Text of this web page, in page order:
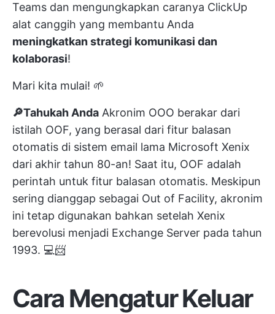
Teams dan mengungkapkan caranya ClickUp
alat canggih yang membantu Anda
meningkatkan strategi komunikasi dan
kolaborasi!
Mari kita mulai! 🌱
🔎Tahukah Anda Akronim OOO berakar dari
istilah OOF, yang berasal dari fitur balasan
otomatis di sistem email lama Microsoft Xenix
dari akhir tahun 80-an! Saat itu, OOF adalah
perintah untuk fitur balasan otomatis. Meskipun
sering dianggap sebagai Out of Facility, akronim
ini tetap digunakan bahkan setelah Xenix
berevolusi menjadi Exchange Server pada tahun
1993. 💻📨
Cara Mengatur Keluar